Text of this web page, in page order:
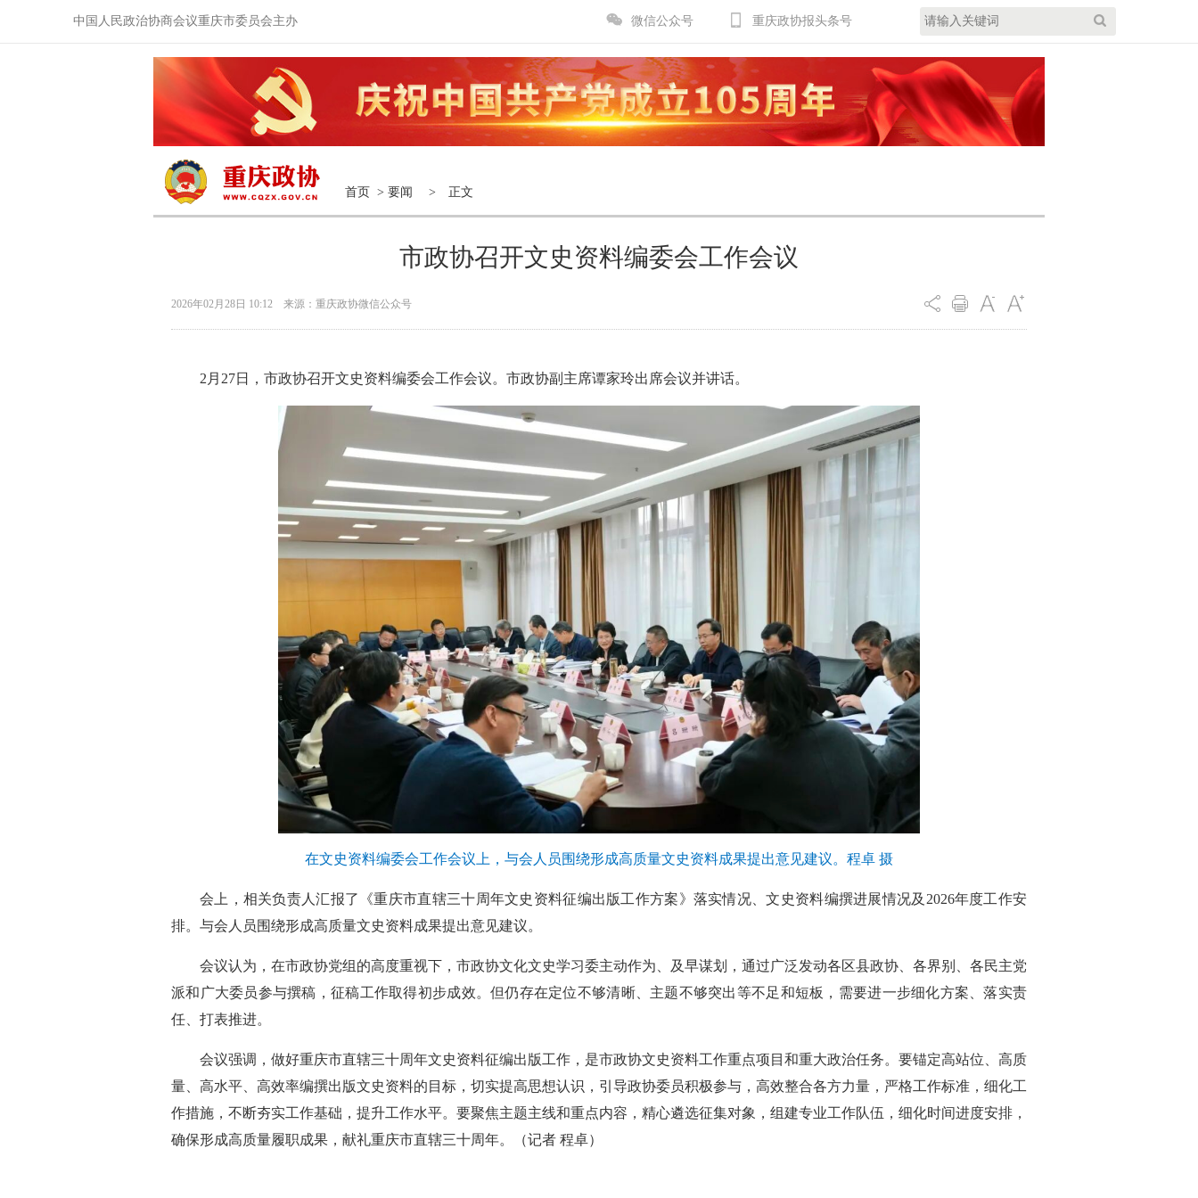
中国人民政治协商会议重庆市委员会主办 微信公众号 重庆政协报头条号
首页 > 要闻 > 正文
市政协召开文史资料编委会工作会议
2026年02月28日 10:12 来源：重庆政协微信公众号
2月27日，市政协召开文史资料编委会工作会议。市政协副主席谭家玲出席会议并讲话。
在文史资料编委会工作会议上，与会人员围绕形成高质量文史资料成果提出意见建议。程卓 摄
会上，相关负责人汇报了《重庆市直辖三十周年文史资料征编出版工作方案》落实情况、文史资料编撰进展情况及2026年度工作安
排。与会人员围绕形成高质量文史资料成果提出意见建议。
会议认为，在市政协党组的高度重视下，市政协文化文史学习委主动作为、及早谋划，通过广泛发动各区县政协、各界别、各民主党
派和广大委员参与撰稿，征稿工作取得初步成效。但仍存在定位不够清晰、主题不够突出等不足和短板，需要进一步细化方案、落实责
任、打表推进。
会议强调，做好重庆市直辖三十周年文史资料征编出版工作，是市政协文史资料工作重点项目和重大政治任务。要锚定高站位、高质
量、高水平、高效率编撰出版文史资料的目标，切实提高思想认识，引导政协委员积极参与，高效整合各方力量，严格工作标准，细化工
作措施，不断夯实工作基础，提升工作水平。要聚焦主题主线和重点内容，精心遴选征集对象，组建专业工作队伍，细化时间进度安排，
确保形成高质量履职成果，献礼重庆市直辖三十周年。（记者 程卓）